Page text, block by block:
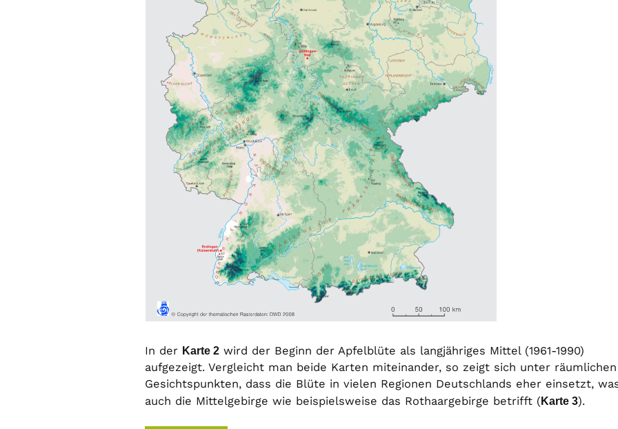
In der Karte 2wird der Beginn der Apfelblüte als langjähriges Mittel (1961-1990)
aufgezeigt. Vergleicht man beide Karten miteinander, so zeigt sich unter räumlichen
Gesichtspunkten, dass die Blüte in vielen Regionen Deutschlands eher einsetzt,
auch die Mittelgebirge wie beispielsweise das Rothaargebirge betrifft (Karte 3).